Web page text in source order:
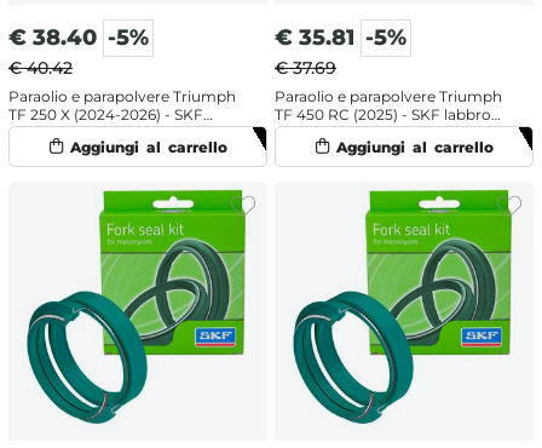
€ 38.40 -5%
€ 40.42
Paraolio e parapolvere Triumph
TF 250 X (2024-2026) - SKF
doppia mescola
€ 35.81 -5%
€ 37.69
Paraolio e parapolvere Triumph
TF 450 RC (2025) - SKF labbro
doppio